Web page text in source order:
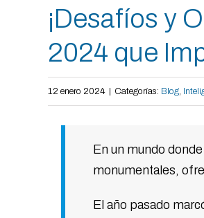
¡Desafíos y
2024 que
12 enero 2024 Categorías: Blog,
En un mundo
monumentales,
El año pasado